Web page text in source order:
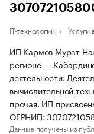
IT-технологии Услуги
ИП Кармов Мурат
регионе —
деятельности:
вычислительной
прочая. ИП
ОГРНИП:
Данные получены из